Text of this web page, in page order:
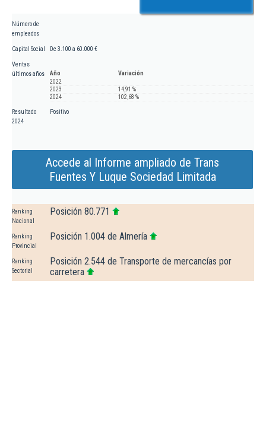
Número de
empleados
Capital Social De 3.100 a 60.000 €
Ventas
últimos años
Año
Variación
2022
2023
14,91 %
2024
102,68 %
Resultado
2024
Positivo
Accede al Informe ampliado de Trans
Fuentes Y Luque Sociedad Limitada
Ranking
Nacional
Posición 80.771
Ranking
Provincial
Posición 1.004 de Almería
Ranking
Sectorial
Posición 2.544 de Transporte de mercancías por
carretera